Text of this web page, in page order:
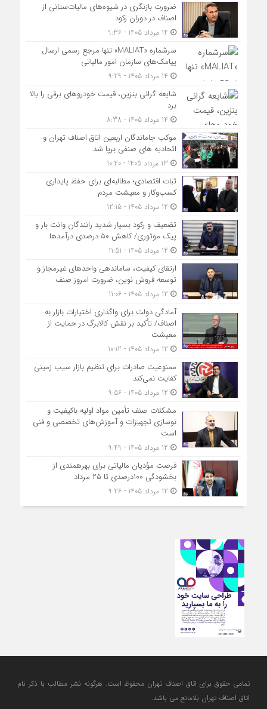
ضرورت بازنگری در شیوه‌های مالیات‌ستانی از
اصناف در دوران رکود
سرشماره «MALIAT» تنها مرجع رسمی ارسال
پیامک‌های سازمان امور مالیاتی
شایعه گرانی بنزین، قیمت خودروهای برقی را بالا
برد
موکب جاماندگان اربعین اتاق اصناف تهران و
اتحادیه های صنفی برپا شد
ثبات اقتصادی؛ مطالبه‌ای برای حفظ پایداری
کسب‌وکار و معیشت مردم
تضعیف و رکود بسیار شدید رانندگان وانت بار و
پیک موتوری/ کاهش ۵۰ درصدی درآمدها
ارتقای کیفیت، ساماندهی واحدهای غیرمجاز و
توسعه فروش نوین، ضرورت امروز صنف
آمادگی دولت برای واگذاری اختیارات بازار به
اصناف/ تأکید بر نقش کالابرگ در حمایت از
معیشت
ممنوعیت صادرات برای تنظیم بازار سیب زمینی
کفایت نمی‌کند
مشکلات صنف تأمین مواد اولیه باکیفیت و
نوسازی تجهیزات و آموزش‌های تخصصی و فنی
است
فرصت مؤدیان مالیاتی برای بهره‎مندی از
بخشودگی 100درصدی تا ۲۵ مرداد
تمامی حقوق برای اتاق اصناف تهران محفوظ است. هرگونه نشر مطالب با ذكر نام
اتاق اصناف تهران بلامانع مي باشد.